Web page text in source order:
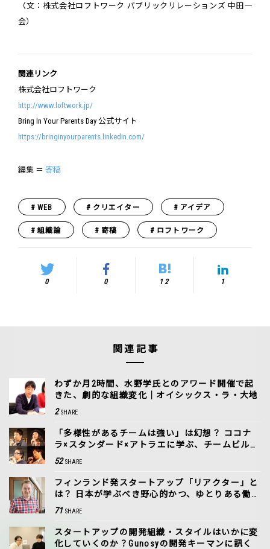
（文：株式会社ロフトワーク パブリックリレーションズ 中田一
会）
関連リンク
株式会社ロフトワーク
http://www.loftwork.jp/
Bring In Your Parents Day 公式サイト
https://bringinyourparents.linkedin.com/
編集 ＝ 寄稿
WEB クリエイター アイデア
組織論 寄稿 ロフトワーク
0 0 12 1
関連記事
わずか月2時間、水野学氏とのアワード開催で起
きた、劇的な組織変化｜オイシックス・ラ・大地
2 SHARE
「多様性があるチームは強い」は幻想？ ココナ
ラ×スタンダード×アトラエに学ぶ、チームビルデ
ィングの秘訣
52 SHARE
フィンランド発スタートアップ「リアクター」と
は？ 日本が学ぶべき野心的かつ、ゆとりある働き
方
71 SHARE
スタートアップの開発組織・スタイルはいかに変
化していくのか？Gunosyの開発キーマンに訊く